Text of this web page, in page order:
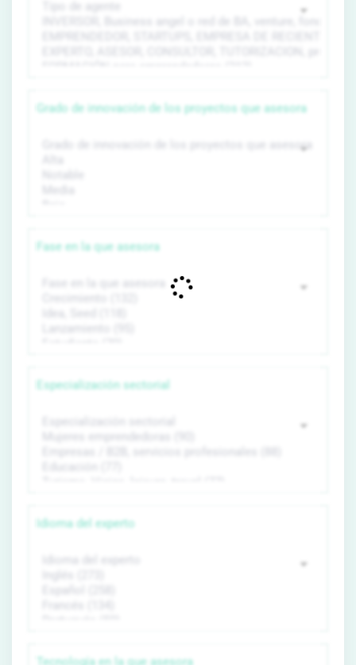
Grado de innovación de los proyectos que asesora
Fase en la que asesora
Especialización sectorial
Idioma del experto
Tecnología en la que asesora